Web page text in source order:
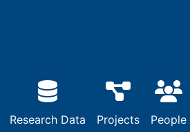
Research Data Projects People